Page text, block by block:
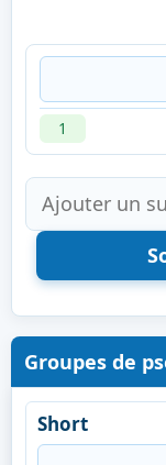
1
Groupes de
Short